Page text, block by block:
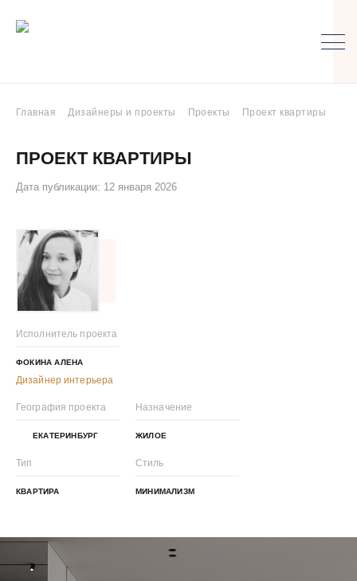
Главная Дизайнеры и проекты Проекты Проект квартиры
ПРОЕКТ КВАРТИРЫ
Дата публикации: 12 января 2026
Исполнитель проекта
ФОКИНА АЛЕНА
Дизайнер интерьера
География проекта
ЕКАТЕРИНБУРГ
Назначение
ЖИЛОЕ
Тип
КВАРТИРА
Стиль
МИНИМАЛИЗМ